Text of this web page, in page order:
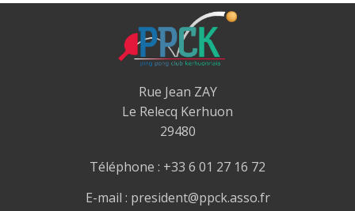
Rue Jean ZAY
Le Relecq Kerhuon
29480
Téléphone : +33 6 01 27 16 72
E-mail : president@ppck.asso.fr